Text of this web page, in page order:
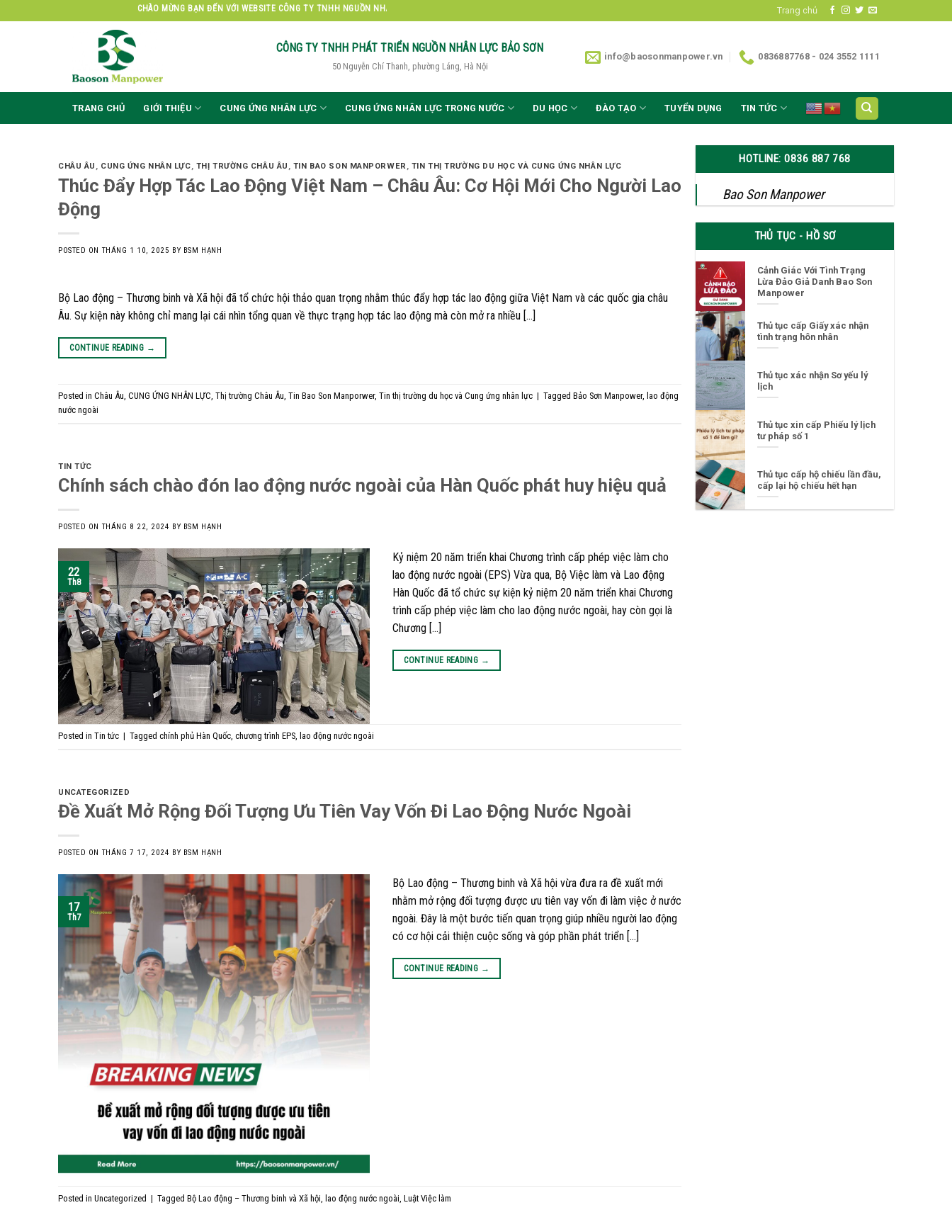
to
CHÀO MỪNG BẠN ĐẾN VỚI WEBSITE CÔNG TY TNHH NGUỒN NHÂN LỰC BẢO SƠN Trang chủ
CÔNG TY TNHH PHÁT TRIỂN NGUỒN NHÂN LỰC BẢO SƠN
50 Nguyễn Chí Thanh, phường Láng, Hà Nội
info@baosonmanpower.vn 0836887768 - 024 3552 1111
TRANG CHỦ GIỚI THIỆU CUNG ỨNG NHÂN LỰC CUNG ỨNG NHÂN LỰC TRONG NƯỚC DU HỌC ĐÀO TẠO TUYỂN DỤNG TIN TỨC
CHÂU ÂU , CUNG ỨNG NHÂN LỰC, THỊ TRƯỜNG CHÂU ÂU , TIN BAO SON MANPORWER , TIN THỊ TRƯỜNG DU HỌC VÀ CUNG ỨNG NHÂN LỰC
Thúc Đẩy Hợp Tác Lao Động Việt Nam – Châu Âu: Cơ Hội Mới Cho Người Lao
Động
POSTED ON THÁNG 1 10, 2025 BY BSM HẠNH
Bộ Lao động – Thương binh và Xã hội đã tổ chức hội thảo quan trọng nhằm thúc đẩy hợp tác lao động giữa Việt Nam và các quốc gia châu
Âu. Sự kiện này không chỉ mang lại cái nhìn tổng quan về thực trạng hợp tác lao động mà còn mở ra nhiều […]
CONTINUE READING →
Posted in Châu Âu CUNG ỨNG NHÂN LỰC Thị trường Châu Âu Tin Bao Son Manporwer, Tin thị trường du học và Cung ứng nhân lực | Tagged Bảo Sơn Manpower, lao động
nước ngoài
TIN TỨC
Chính sách chào đón lao động nước ngoài của Hàn Quốc phát huy hiệu quả
POSTED ON THÁNG 8 22, 2024 BY BSM HẠNH
22
Th8
Kỷ niệm 20 năm triển khai Chương trình cấp phép việc làm cho
lao động nước ngoài (EPS) Vừa qua, Bộ Việc làm và Lao động
Hàn Quốc đã tổ chức sự kiện kỷ niệm 20 năm triển khai Chương
trình cấp phép việc làm cho lao động nước ngoài, hay còn gọi là
Chương […]
CONTINUE READING →
Posted in Tin tức | Tagged chính phủ Hàn Quốc, chương trình EPS, lao động nước ngoài
UNCATEGORIZED
Đề Xuất Mở Rộng Đối Tượng Ưu Tiên Vay Vốn Đi Lao Động Nước Ngoài
POSTED ON THÁNG 7 17, 2024 BY BSM HẠNH
17
Th7
Bộ Lao động – Thương binh và Xã hội vừa đưa ra đề xuất mới
nhằm mở rộng đối tượng được ưu tiên vay vốn đi làm việc ở nước
ngoài. Đây là một bước tiến quan trọng giúp nhiều người lao động
có cơ hội cải thiện cuộc sống và góp phần phát triển […]
CONTINUE READING →
Posted in Uncategorized | Tagged Bộ Lao động – Thương binh và Xã hội lao động nước ngoài Luật Việc làm
HOTLINE: 0836 887 768
Bao Son Manpower
THỦ TỤC - HỒ SƠ
Cảnh Giác Với Tình Trạng
Lừa Đảo Giả Danh Bao Son
Manpower
Thủ tục cấp Giấy xác nhận
tình trạng hôn nhân
Thủ tục xác nhận Sơ yếu lý
lịch
Thủ tục xin cấp Phiếu lý lịch
tư pháp số 1
Thủ tục cấp hộ chiếu lần đầu,
cấp lại hộ chiếu hết hạn